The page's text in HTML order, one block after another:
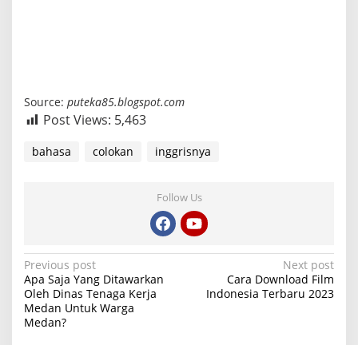
Source: puteka85.blogspot.com
Post Views: 5,463
bahasa colokan inggrisnya
Follow Us
P
o
s
Previous post
Apa Saja Yang Ditawarkan
Oleh Dinas Tenaga Kerja
Medan Untuk Warga
Medan?
Next post
Cara Download Film
Indonesia Terbaru 2023